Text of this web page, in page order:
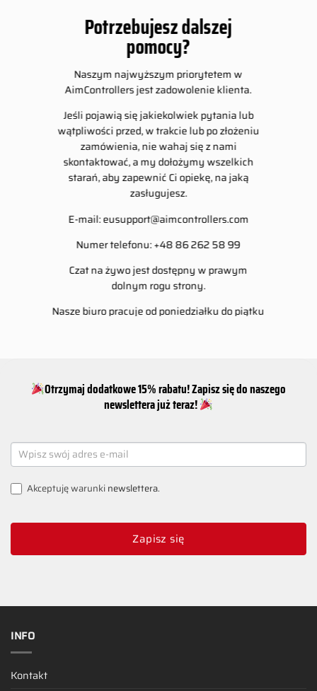
Potrzebujesz dalszej
pomocy?
Naszym najwyższym priorytetem w
AimControllers jest zadowolenie klienta.
Jeśli pojawią się jakiekolwiek pytania lub
wątpliwości przed, w trakcie lub po złożeniu
zamówienia, nie wahaj się z nami
skontaktować, a my dołożymy wszelkich
starań, aby zapewnić Ci opiekę, na jaką
zasługujesz.
E-mail:eusupport@aimcontrollers.com
Numer telefonu: +48 86 262 58 99
Czat na żywo jest dostępny w prawym
dolnym rogu strony.
Nasze biuro pracuje od poniedziałku do piątku
Otrzymaj dodatkowe 15% rabatu! Zapisz się do naszego
newslettera już teraz!
NEWSLETTER
SIGNUP
Akceptuję warunkinewslettera.
Zapisz się
INFO
Kontakt